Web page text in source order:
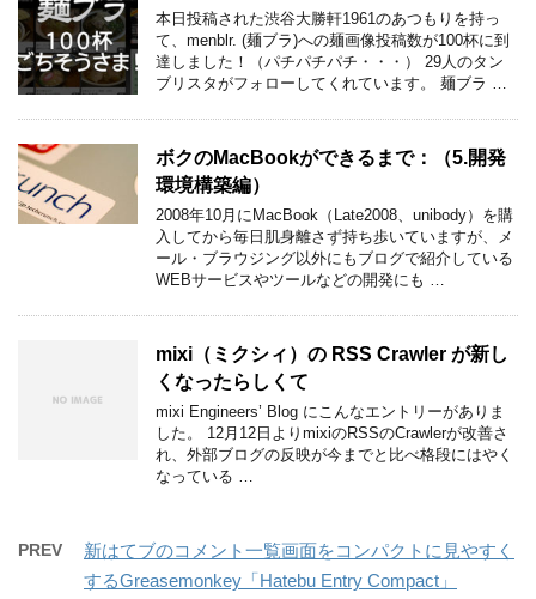
本日投稿された渋谷大勝軒1961のあつもりを持っ
て、menblr. (麺ブラ)への麺画像投稿数が100杯に到
達しました！（パチパチパチ・・・） 29人のタン
ブリスタがフォローしてくれています。 麺ブラ …
ボクのMacBookができるまで：（5.開発
環境構築編）
2008年10月にMacBook（Late2008、unibody）を購
入してから毎日肌身離さず持ち歩いていますが、メ
ール・ブラウジング以外にもブログで紹介している
WEBサービスやツールなどの開発にも …
mixi（ミクシィ）の RSS Crawler が新し
くなったらしくて
mixi Engineers’ Blog にこんなエントリーがありま
した。 12月12日よりmixiのRSSのCrawlerが改善さ
れ、外部ブログの反映が今までと比べ格段にはやく
なっている …
PREV
新はてブのコメント一覧画面をコンパクトに見やすく
するGreasemonkey「Hatebu Entry Compact」